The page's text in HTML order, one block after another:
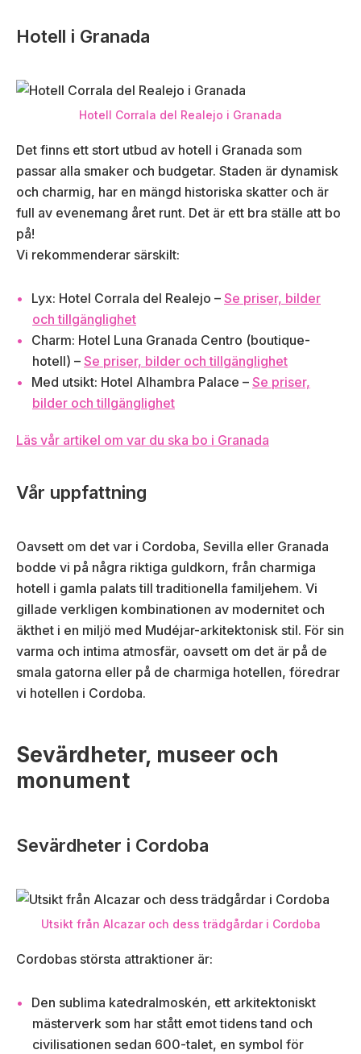
Hotell i Granada
Hotell Corrala del Realejo i Granada
Det finns ett stort utbud av hotell i Granada som
passar alla smaker och budgetar. Staden är dynamisk
och charmig, har en mängd historiska skatter och är
full av evenemang året runt. Det är ett bra ställe att bo
på!
Vi rekommenderar särskilt:
Lyx: Hotel Corrala del Realejo – Se priser, bilder
och tillgänglighet
Charm: Hotel Luna Granada Centro (boutique-
hotell) – Se priser, bilder och tillgänglighet
Med utsikt: Hotel Alhambra Palace – Se priser,
bilder och tillgänglighet
Läs vår artikel om var du ska bo i Granada
Vår uppfattning
Oavsett om det var i Cordoba, Sevilla eller Granada
bodde vi på några riktiga guldkorn, från charmiga
hotell i gamla palats till traditionella familjehem. Vi
gillade verkligen kombinationen av modernitet och
äkthet i en miljö med Mudéjar-arkitektonisk stil. För sin
varma och intima atmosfär, oavsett om det är på de
smala gatorna eller på de charmiga hotellen, föredrar
vi hotellen i Cordoba.
Sevärdheter, museer och
monument
Sevärdheter i Cordoba
Utsikt från Alcazar och dess trädgårdar i Cordoba
Cordobas största attraktioner är:
Den sublima katedralmoskén, ett arkitektoniskt
mästerverk som har stått emot tidens tand och
civilisationen sedan 600-talet, en symbol för